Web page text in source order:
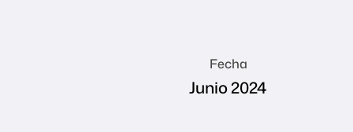
Fecha
Junio 2024